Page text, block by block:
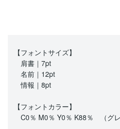
【フォントサイズ】
肩書｜7pt
名前｜12pt
情報｜8pt
【フォントカラー】
C0％ M0％ Y0％ K88％ （グレ